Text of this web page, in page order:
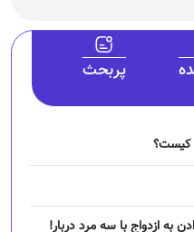
پربحث
ازدواج با سه مرد دربار!